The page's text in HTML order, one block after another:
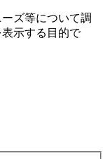
ズ等について調
⽰する⽬的で